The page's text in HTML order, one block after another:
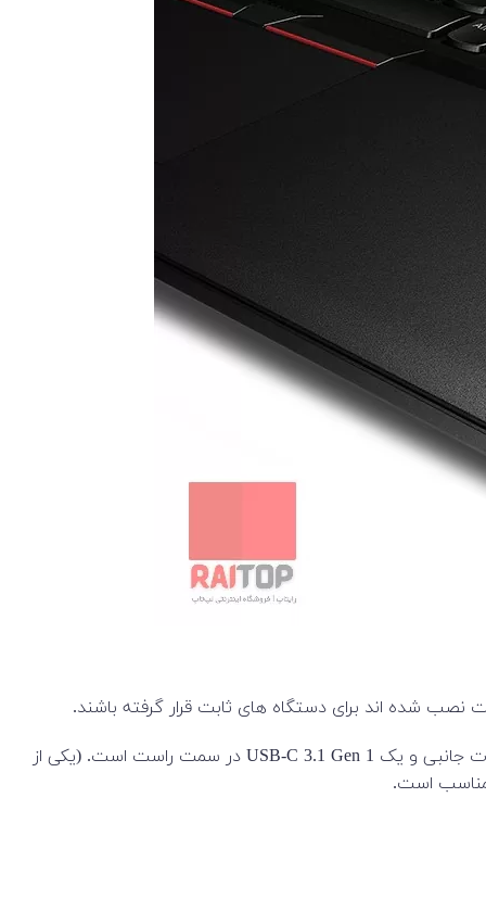
جدا از درگاه‌های TB3، این لپ تاپ دارای یک پورت HDMI 2.0 برای خروجی ویدیو، دو درگاه USB-A 3.1 Gen 1 در سمت چپ برای تجهیزات جانبی و یک USB-C 3.1 Gen 1 در سمت راست است. (یکی از